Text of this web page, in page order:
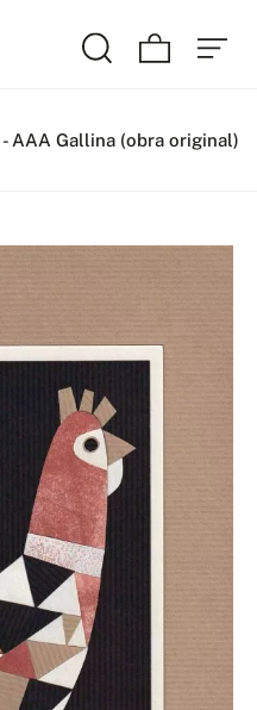
- AAA Gallina (obra original)